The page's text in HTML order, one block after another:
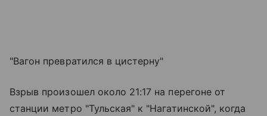
"Вагон превратился в цистерну"
Взрыв произошел около 21:17 на перегоне от
станции метро "Тульская" к "Нагатинской", когда